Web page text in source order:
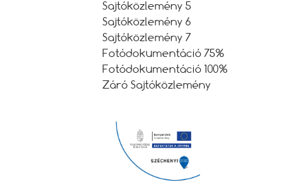
Sajtóközlemény 5
Sajtóközlemény 6
Sajtóközlemény 7
Fotódokumentáció 75%
Fotódokumentáció 100%
Záró Sajtóközlemény